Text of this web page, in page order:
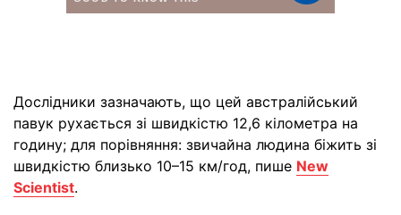
Дослідники зазначають, що цей австралійський
павук рухається зі швидкістю 12,6 кілометра на
годину; для порівняння: звичайна людина біжить зі
швидкістю близько 10–15 км/год, пише New
Scientist.